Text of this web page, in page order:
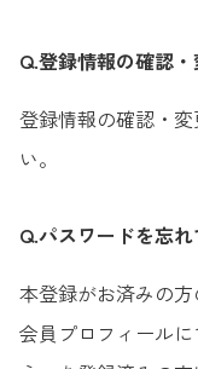
Q.登録情報の確認
登録情報の確認・変
い。
Q.パスワードを忘
本登録がお済みの方
会員プロフィール